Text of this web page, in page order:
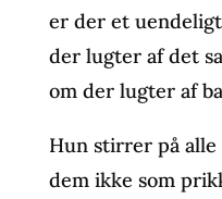
er der et
der lugter af det
om der lugter af
Hun stirrer på
dem ikke som